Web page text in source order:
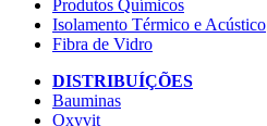
Produtos Químicos
Isolamento Térmico e Acústico
Fibra de Vidro
DISTRIBUÍÇÕES
Bauminas
Oxyvit